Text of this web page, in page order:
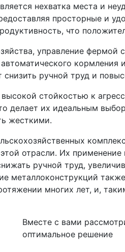
нехватка места и
просторные и
что
управление
кормления
ручной труд и
стойкостью к
делает их идеальным
жесткими.
отрасли. Их применение
ручной труд,
металлоконструкций
многих лет, и,
Вместе с вами
оптимальное решение